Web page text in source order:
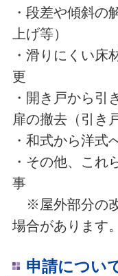
・段差や傾斜の
上げ等）
・滑りにくい床
更
・開き戸から引
扉の撤去（引き
・和式から洋式
・その他、これ
事
※屋外部分の
場合があります。
申請につい